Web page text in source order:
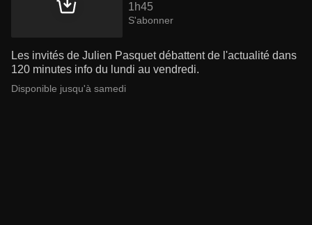
1h45
S'abonner
Les invités de Julien Pasquet débattent de l'actualité dans
120 minutes info du lundi au vendredi.
Disponible jusqu'à samedi